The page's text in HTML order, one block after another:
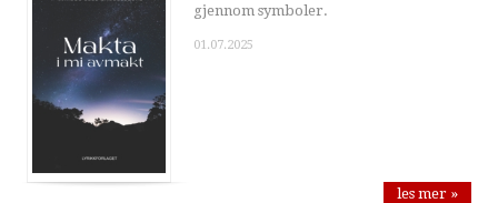
gjennom symboler.
01.07.2025
les mer »